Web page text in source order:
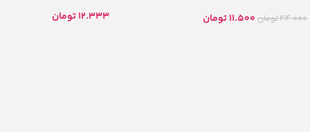
44.000تومان11.500 تومان
12.333 تومان